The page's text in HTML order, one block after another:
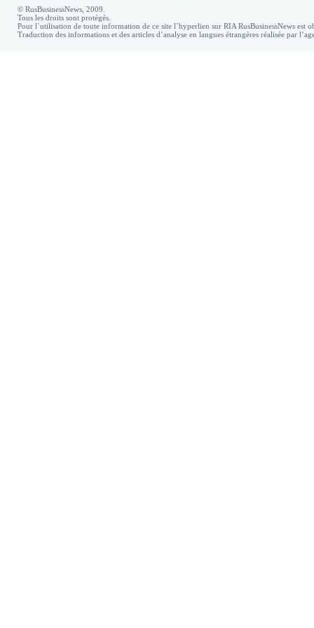
© RusBusinessNews, 2009.
Tous les droits sont protégés.
Pour l`utilisation de toute information de ce site l`hyperlien sur RIA RusBusinessNews est
Traduction des informations et des articles d’analyse en langues étrangères réalisée par